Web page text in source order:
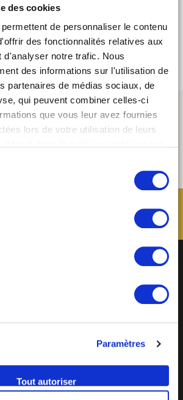
des cookies
de personnaliser le contenu
des fonctionnalités relatives aux
d'analyser notre trafic. Nous
des informations sur l'utilisation de
partenaires de médias sociaux, de
qui peuvent combiner celles-ci
que vous leur avez fournies
lors de votre utilisation de leurs
autoriser » ; vous refusez ce dépôt de
nécessaires) en cliquant sur « tout
en fonction de la finalité des
». Vous pouvez retirer votre
moment via notre outil de
sous l’onglet « mentions légales ».
Paramètres
Tout autoriser
into a cooperative movement